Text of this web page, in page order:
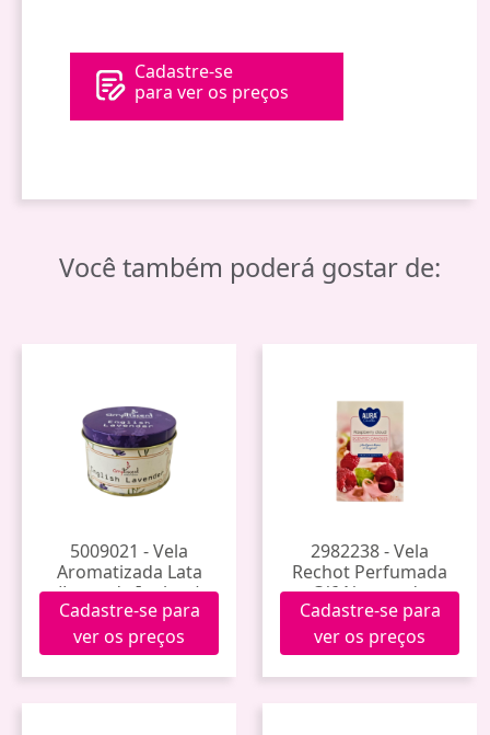
Cadastre-se
para ver os preços
Você também poderá gostar de:
5009021 - Vela
Aromatizada Lata
(Lavanda Inglesa)
Cadastre-se para
ver os preços
2982238 - Vela
Rechot Perfumada
C/6 Nuvem de
Framboesa
Cadastre-se para
ver os preços